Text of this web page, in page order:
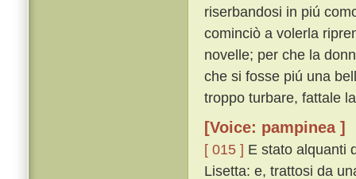
riserbandosi in piú
cominciò a volerla
novelle; per che la
che si fosse piú una
troppo turbare, fattale
[Voice: pampinea ]
[ 015 ] E stato alquanti
Lisetta: e, trattosi da